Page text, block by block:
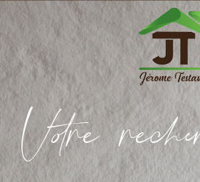
Vore rec